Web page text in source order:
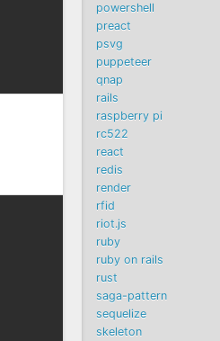
powershell
preact
psvg
puppeteer
qnap
rails
raspberry pi
rc522
react
redis
render
rfid
riot.js
ruby
ruby on rails
rust
saga-pattern
sequelize
skeleton